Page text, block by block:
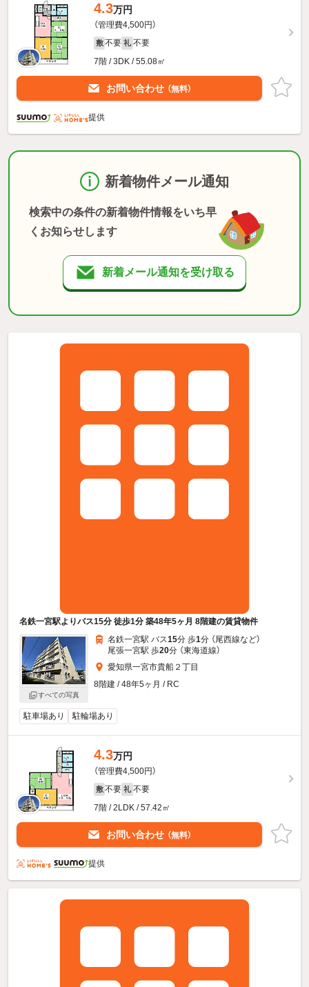
4.3万円
（管理費4,500円）
敷 不要 礼 不要
7階 / 3DK / 55.08㎡
お問い合わせ （無料）
提供
新着物件メール通知
検索中の条件の新着物件情報をいち早
くお知らせします
新着メール通知を受け取る
名鉄一宮駅よりバス15分 徒歩1分 築48年5ヶ月 8階建の賃貸物件
すべての写真
名鉄一宮駅 バス15分 歩1分 （尾西線など）
尾張一宮駅 歩20分 （東海道線）
愛知県一宮市貴船２丁目
8階建 / 48年5ヶ月 / RC
駐車場あり 駐輪場あり
4.3万円
（管理費4,500円）
敷 不要 礼 不要
7階 / 2LDK / 57.42㎡
お問い合わせ （無料）
提供